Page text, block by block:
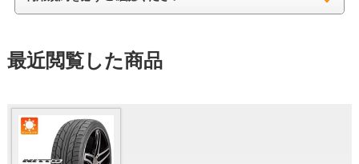
最近閲覧した商品